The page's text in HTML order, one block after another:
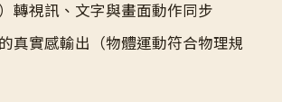
轉視訊、文字與畫面動作同步
真實感輸出（物體運動符合物理規